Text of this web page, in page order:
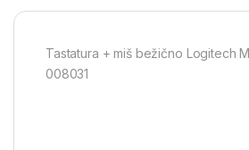
Tastatura + miš bežično Logitech
008031